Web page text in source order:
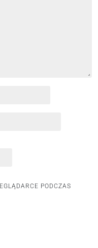
PODCZAS